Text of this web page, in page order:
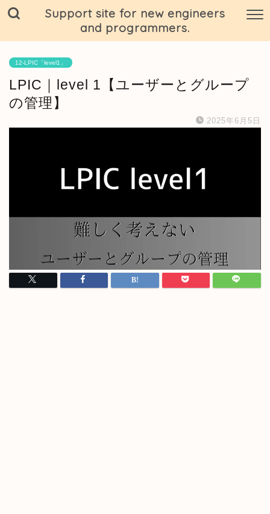
Support site for new engineers
and programmers.
12-LPIC「level1」
LPIC｜level 1【ユーザーとグループ
の管理】
2025年6月5日